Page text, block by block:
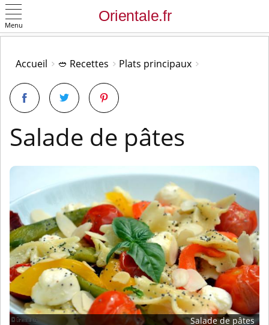
Menu
Accueil 🥙 Recettes Plats principaux
Salade de pâtes
Salade de pâtes